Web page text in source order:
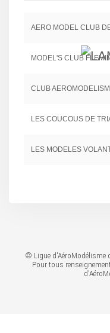
AERO MODEL CLUB
MODEL'S CLUB
CLUB
LES COUCOUS DE
LES MODELES
© Ligue d'AéroModélisme
Pour tous